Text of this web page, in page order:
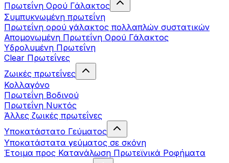
Πρωτεΐνη Ορού Γάλακτος
Συμπυκνωμένη πρωτεΐνη
Πρωτεΐνη ορού γάλακτος πολλαπλών συστατικών
Απομονωμένη Πρωτεΐνη Ορού Γάλακτος
Υδρολυμένη Πρωτεΐνη
Clear Πρωτεΐνες
Ζωικές πρωτεΐνες
Κολλαγόνο
Πρωτεΐνη Βοδινού
Πρωτεΐνη Νυκτός
Άλλες ζωικές πρωτεΐνες
Υποκατάστατο Γεύματος
Υποκατάστατα γεύματος σε σκόνη
Έτοιμα προς Κατανάλωση Πρωτεϊνικά Ροφήματα